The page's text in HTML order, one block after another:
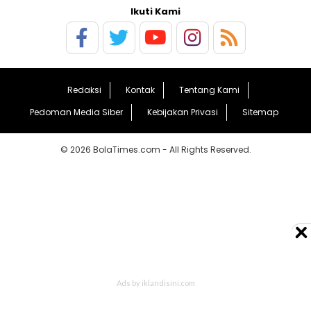
Ikuti Kami
Redaksi Kontak
Tentang Kami
Pedoman Media Siber
Kebijakan Privasi Sitemap
© 2026 BolaTimes.com - All Rights Reserved.